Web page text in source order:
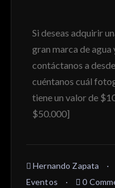
Si deseas adquirir
gran marca de agua
contáctanos a
cuéntanos cuál
tiene un valor de
$50.000]
Hernando Zapata
Eventos
0